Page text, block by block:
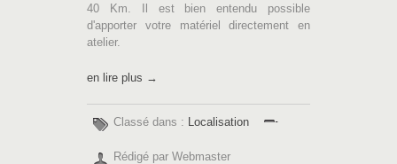
40 Km. Il est bien entendu possible
d'apporter votre matériel directement en
atelier.
en lire plus →
Classé dans : Localisation
Rédigé par Webmaster